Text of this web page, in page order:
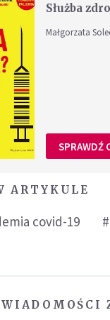
Służba
Małgorzata
SPRAWDŹ
ARTYKULE
covid-19
WIADOMOŚCI